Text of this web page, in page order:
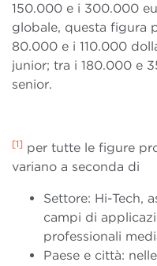
150.000 e i 300.000
globale, questa figura
80.000 e i 110.000
junior; tra i 180.000 e
senior.
[1] per tutte le figure
variano a seconda di
Settore: Hi-Tech,
campi di
professionali
Paese e città: